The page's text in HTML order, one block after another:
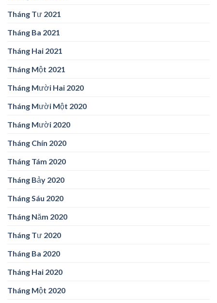
Tháng Tư 2021
Tháng Ba 2021
Tháng Hai 2021
Tháng Một 2021
Tháng Mười Hai 2020
Tháng Mười Một 2020
Tháng Mười 2020
Tháng Chín 2020
Tháng Tám 2020
Tháng Bảy 2020
Tháng Sáu 2020
Tháng Năm 2020
Tháng Tư 2020
Tháng Ba 2020
Tháng Hai 2020
Tháng Một 2020